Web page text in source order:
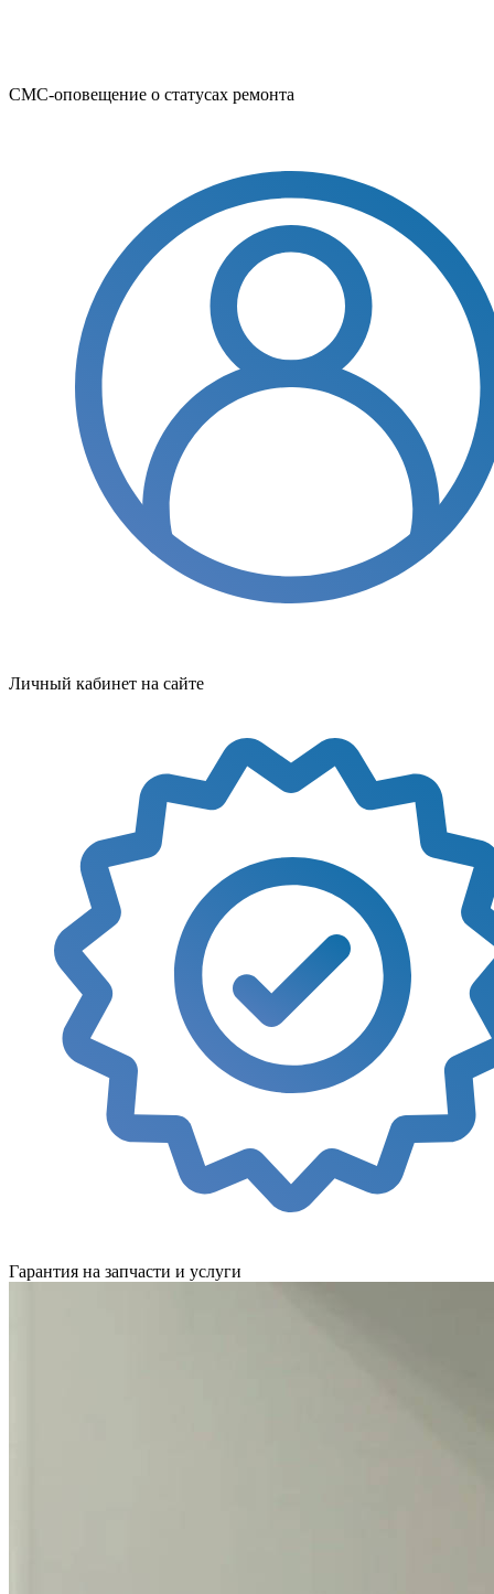
СМС-оповещение о статусах ремонта
Личный кабинет на сайте
Гарантия на запчасти и услуги